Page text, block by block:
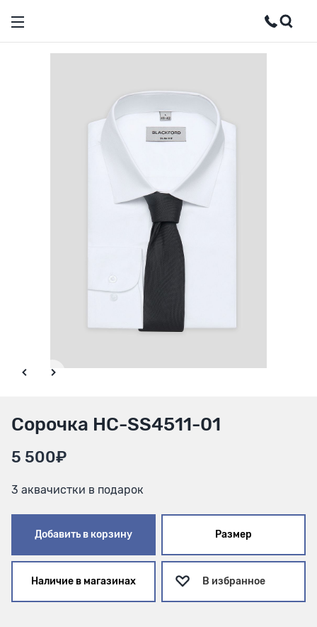
Сорочка HC-SS4511-01
5 500₽
3 аквачистки в подарок
Добавить в корзину Размер
Наличие в магазинах В избранное